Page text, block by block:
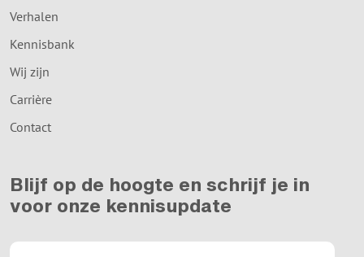
Verhalen
Kennisbank
Wij zijn
Carrière
Contact
Blijf op de hoogte en schrijf je in
voor onze kennisupdate